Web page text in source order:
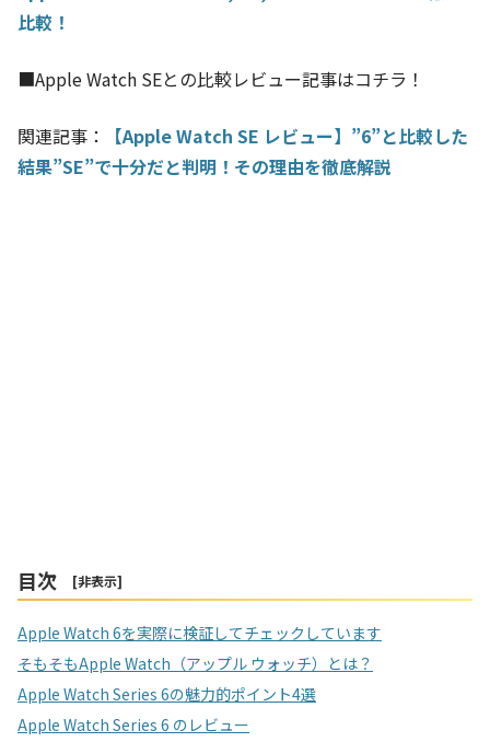
比較！
■Apple Watch SEとの比較レビュー記事はコチラ！
関連記事：
【Apple Watch SE レビュー】”6”と比較した
結果”SE”で十分だと判明！その理由を徹底解説
目次 [非表示]
Apple Watch 6を実際に検証してチェックしています
そもそもApple Watch（アップル ウォッチ）とは？
Apple Watch Series 6の魅力的ポイント4選
Apple Watch Series 6 のレビュー